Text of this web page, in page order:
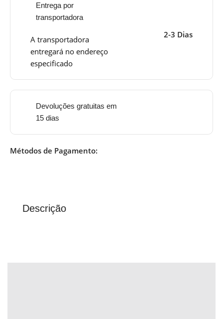
Entrega por
transportadora
A transportadora
entregará no endereço
especificado
2-3 Dias
Devoluções gratuitas em
15 dias
Métodos de Pagamento:
Descrição